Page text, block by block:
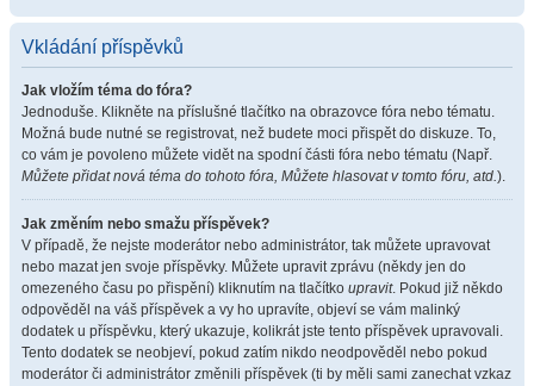
Vkládání příspěvků
Jak vložím téma do fóra?
Jednoduše. Klikněte na příslušné tlačítko na obrazovce fóra nebo tématu.
Možná bude nutné se registrovat, než budete moci přispět do diskuze. To,
co vám je povoleno můžete vidět na spodní části fóra nebo tématu (Např.
Můžete přidat nová téma do tohoto fóra, Můžete hlasovat v tomto fóru, atd.).
Jak změním nebo smažu příspěvek?
V případě, že nejste moderátor nebo administrátor, tak můžete upravovat
nebo mazat jen svoje příspěvky. Můžete upravit zprávu (někdy jen do
omezeného času po přispění) kliknutím na tlačítko upravit. Pokud již někdo
odpověděl na váš příspěvek a vy ho upravíte, objeví se vám malinký
dodatek u příspěvku, který ukazuje, kolikrát jste tento příspěvek upravovali.
Tento dodatek se neobjeví, pokud zatím nikdo neodpověděl nebo pokud
moderátor či administrátor změnili příspěvek (ti by měli sami zanechat vzkaz